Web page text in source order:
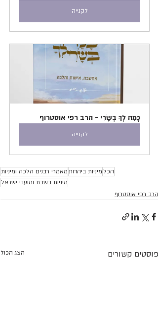
לקנייה
כָּמַהּ לְךָ בְשָׂרִי - הרב רפי אוסטרוף
לקנייה
הכלמיניות ביהדותמאמרי רבנים הלכה ומיניות
מיניות בשבת ומועדי ישראל
הרב רפי אוסטרוף
פוסטים קשורים הצג הכול